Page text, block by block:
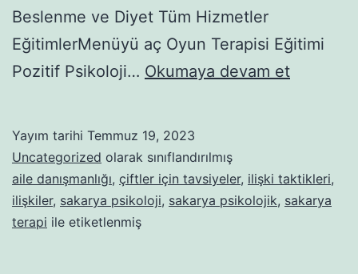
Beslenme ve Diyet Tüm Hizmetler
EğitimlerMenüyü aç Oyun Terapisi Eğitimi
Pozitif Psikoloji… Okumaya devam etSTRES
DAİR
BİR
Yayım tarihi Temmuz 19, 2023
Uncategorized olarak sınıflandırılmış
aile danışmanlığı, çiftler için tavsiyeler, ilişki taktikleri,
ilişkiler, sakarya psikoloji, sakarya psikolojik, sakarya
terapi ile etiketlenmiş